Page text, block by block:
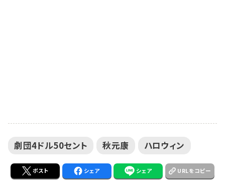
劇団4ドル50セント 秋元康 ハロウィン
ポスト シェア シェア URLをコピー